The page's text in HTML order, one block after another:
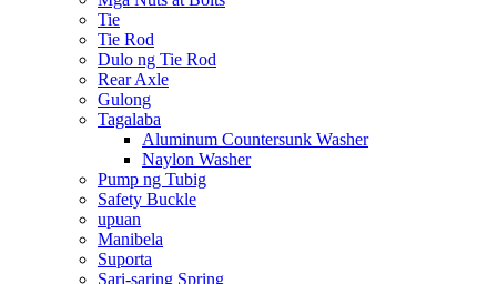
Tie
Tie Rod
Dulo ng Tie Rod
Rear Axle
Gulong
Tagalaba
Aluminum Countersunk Washer
Naylon Washer
Pump ng Tubig
Safety Buckle
upuan
Manibela
Suporta
Sari-saring Spring